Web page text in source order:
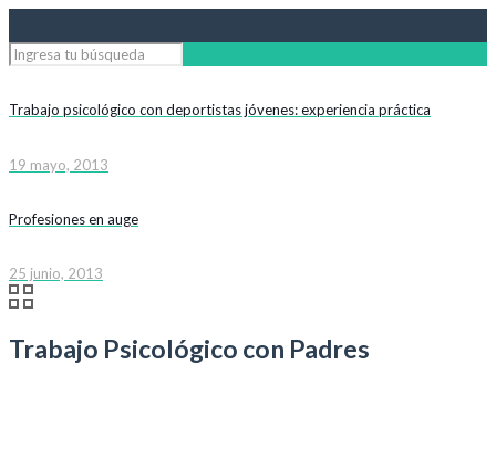
Trabajo psicológico con deportistas jóvenes: experiencia práctica
19 mayo, 2013
Profesiones en auge
25 junio, 2013
Trabajo Psicológico con Padres